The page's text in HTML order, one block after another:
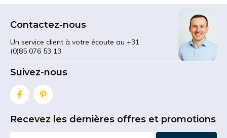
Contactez-nous
Un service client à votre écoute au +31
(0)85 076 53 13
Suivez-nous
Recevez les dernières offres et promotions